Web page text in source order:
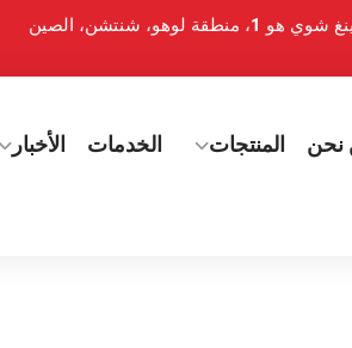
نحن المنتجات الخدمات الأخبار